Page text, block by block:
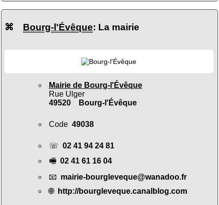
⌘ Bourg-l'Évêque: La mairie
Mairie de Bourg-l'Évêque
Rue Ulger
49520 Bourg-l'Évêque
Code 49038
☏ 02 41 94 24 81
🖷 02 41 61 16 04
📧 mairie-bourgleveque@wanadoo.fr
🌐 http://bourgleveque.canalblog.com